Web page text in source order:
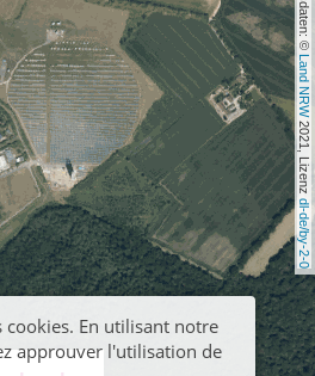
Land NRW
2021, Lizenz
dl-de/by-2-0
cookies. En utilisant notre
approuver l'utilisation de